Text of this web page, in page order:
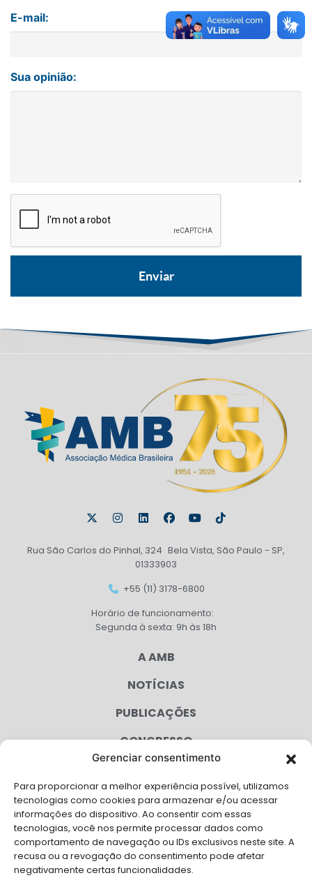
Gerenciar consentimento
Para proporcionar a melhor experiência possível, utilizamos
tecnologias como cookies para armazenar e/ou acessar
informações do dispositivo. Ao consentir com essas
tecnologias, você nos permite processar dados como
comportamento de navegação ou IDs exclusivos neste site. A
recusa ou a revogação do consentimento pode afetar
negativamente certas funcionalidades.
E-mail:
Sua opinião:
Rua São Carlos do Pinhal, 324 Bela Vista, São Paulo - SP,
01333903
+55 (11) 3178-6800
Horário de funcionamento:
Segunda à sexta: 9h às 18h
A AMB
NOTÍCIAS
PUBLICAÇÕES
CONGRESSO
CAMPANHAS
SERVIÇOS
FILIADAS